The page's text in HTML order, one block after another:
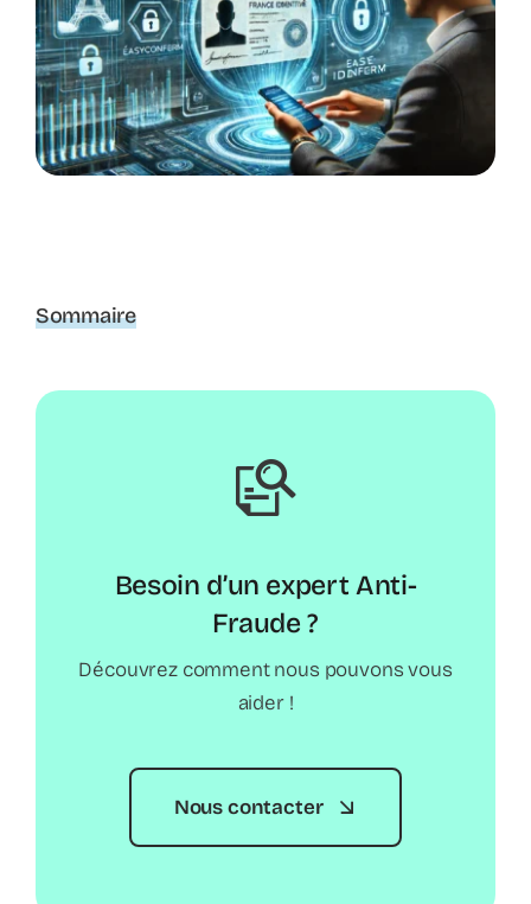
Sommaire
Besoin d’un expert Anti-
Fraude ?
Découvrez comment nous pouvons vous
aider !
Nous contacter